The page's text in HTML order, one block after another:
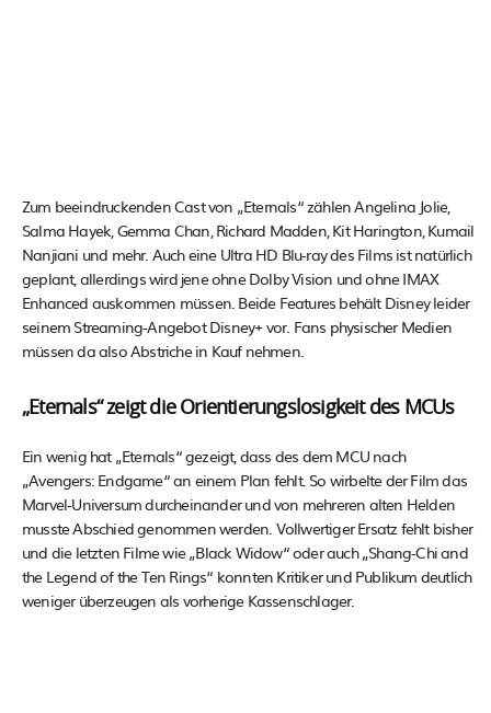
Zum beeindruckenden Cast von „Eternals“ zählen Angelina Jolie,
Salma Hayek, Gemma Chan, Richard Madden, Kit Harington, Kumail
Nanjiani und mehr. Auch eine Ultra HD Blu-ray des Films ist natürlich
geplant, allerdings wird jene ohne Dolby Vision und ohne IMAX
Enhanced auskommen müssen. Beide Features behält Disney leider
seinem Streaming-Angebot Disney+ vor. Fans physischer Medien
müssen da also Abstriche in Kauf nehmen.
„Eternals“ zeigt die Orientierungslosigkeit des MCUs
Ein wenig hat „Eternals“ gezeigt, dass des dem MCU nach
„Avengers: Endgame“ an einem Plan fehlt. So wirbelte der Film das
Marvel-Universum durcheinander und von mehreren alten Helden
musste Abschied genommen werden. Vollwertiger Ersatz fehlt bisher
und die letzten Filme wie „Black Widow“ oder auch „Shang-Chi and
the Legend of the Ten Rings“ konnten Kritiker und Publikum deutlich
weniger überzeugen als vorherige Kassenschlager.